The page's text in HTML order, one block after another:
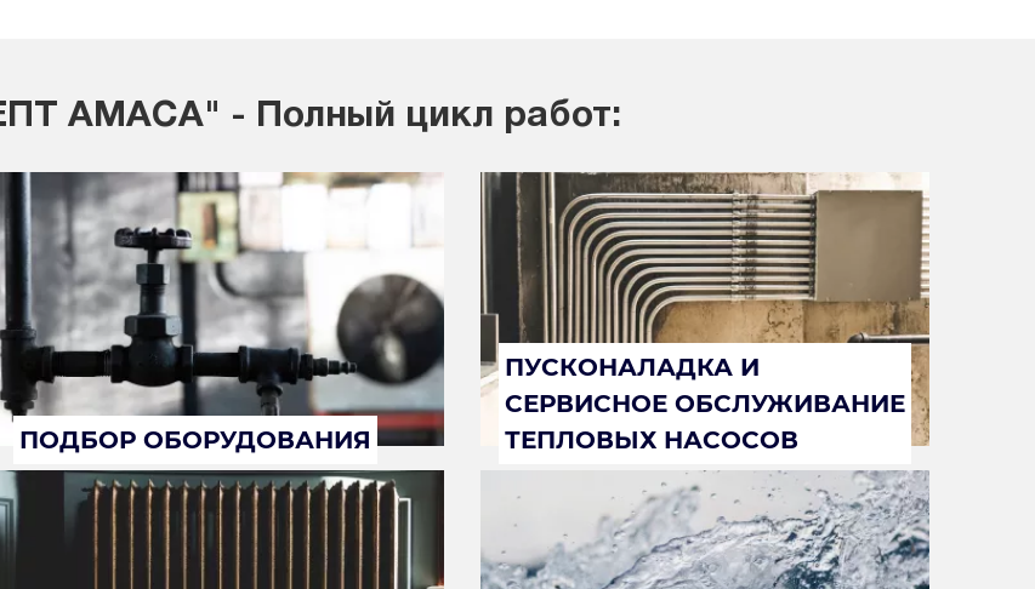
АМАСА" - Полный цикл работ:
ПОДБОР ОБОРУДОВАНИЯ
ПУСКОНАЛАДКА И
СЕРВИСНОЕ ОБСЛУЖИВАНИЕ
ТЕПЛОВЫХ НАСОСОВ